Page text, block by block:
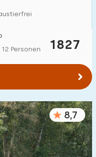
1827
Personen
8,7